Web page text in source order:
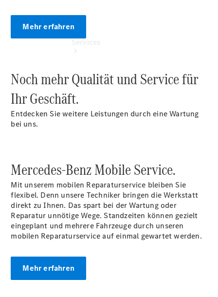
Reifen- und
EU-
Reifenlabel
Transporter-
Mehr erfahren
Noch mehr Qualität und Service für
Ihr Geschäft.
Entdecken Sie weitere Leistungen durch eine Wartung
bei uns.
Mercedes-Benz MobileService.
Mit unserem mobilen Reparaturservice bleiben Sie
flexibel. Denn unsere Techniker bringen die Werkstatt
direkt zu Ihnen. Das spart bei der Wartung oder
Reparatur unnötige Wege. Standzeiten können gezielt
eingeplant und mehrere Fahrzeuge durch unseren
mobilen Reparaturservice auf einmal gewartet werden.
Mehr erfahren